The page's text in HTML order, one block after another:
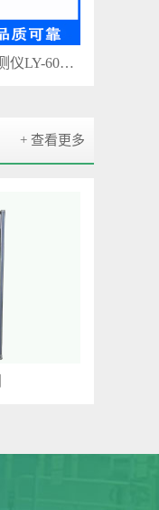
乌兰察布市鞋底金属探测仪LY-6010XD
+ 查看更多